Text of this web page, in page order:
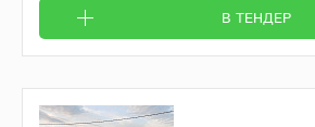
В ТЕНДЕР